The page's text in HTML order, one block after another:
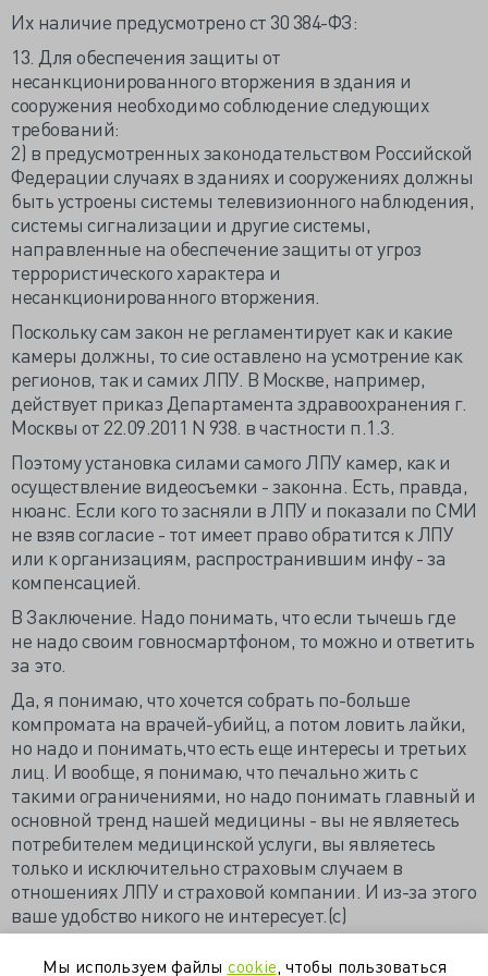
Их наличие предусмотрено ст 30 384-ФЗ:
13. Для обеспечения защиты от
несанкционированного вторжения в здания и
сооружения необходимо соблюдение следующих
требований:
2) в предусмотренных законодательством Российской
Федерации случаях в зданиях и сооружениях должны
быть устроены системы телевизионного наблюдения,
системы сигнализации и другие системы,
направленные на обеспечение защиты от угроз
террористического характера и
несанкционированного вторжения.
Поскольку сам закон не регламентирует как и какие
камеры должны, то сие оставлено на усмотрение как
регионов, так и самих ЛПУ. В Москве, например,
действует приказ Департамента здравоохранения г.
Москвы от 22.09.2011 N 938. в частности п.1.3.
Поэтому установка силами самого ЛПУ камер, как и
осуществление видеосъемки - законна. Есть, правда,
нюанс. Если кого то засняли в ЛПУ и показали по СМИ
не взяв согласие - тот имеет право обратится к ЛПУ
или к организациям, распространившим инфу - за
компенсацией.
В Заключение. Надо понимать, что если тычешь где
не надо своим говносмартфоном, то можно и ответить
за это.
Да, я понимаю, что хочется собрать по-больше
компромата на врачей-убийц, а потом ловить лайки,
но надо и понимать,что есть еще интересы и третьих
лиц. И вообще, я понимаю, что печально жить с
такими ограничениями, но надо понимать главный и
основной тренд нашей медицины - вы не являетесь
потребителем медицинской услуги, вы являетесь
только и исключительно страховым случаем в
отношениях ЛПУ и страховой компании. И из-за этого
ваше удобство никого не интересует.(с)
Мы используем файлы cookie , чтобы пользоваться